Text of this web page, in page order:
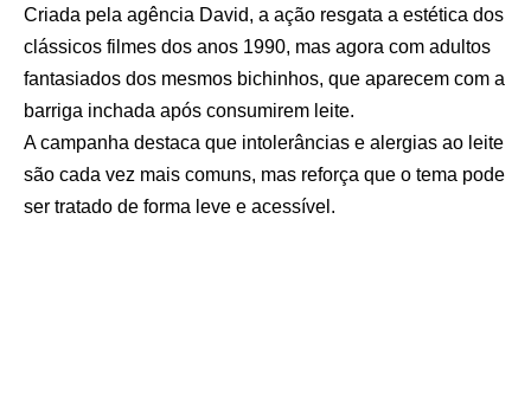
Criada pela agência David, a ação resgata a estética dos
clássicos filmes dos anos 1990, mas agora com adultos
fantasiados dos mesmos bichinhos, que aparecem com a
barriga inchada após consumirem leite.
A campanha destaca que intolerâncias e alergias ao leite
são cada vez mais comuns, mas reforça que o tema pode
ser tratado de forma leve e acessível.